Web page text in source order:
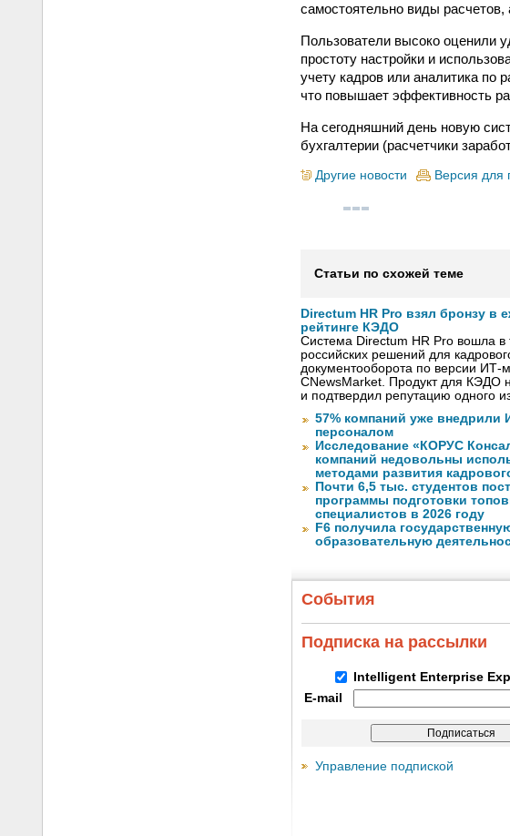
самостоятельно виды
Пользователи высоко оценили
простоту настройки и
учету кадров или аналитика по
что повышает эффективность
На сегодняшний день новую
бухгалтерии (расчетчики
Другие новости Версия для
Статьи по схожей теме
Directum HR Pro взял бронзу в
рейтинге КЭДО
Система Directum HR Pro вошла в
российских решений для
документооборота по версии ИТ-
CNewsMarket. Продукт для КЭДО
и подтвердил репутацию одного
57% компаний уже внедрили
персоналом
Исследование «КОРУС
компаний недовольны
методами развития
Почти 6,5 тыс. студентов
программы подготовки
специалистов в 2026 году
F6 получила
образовательную
События
Подписка на рассылки
Intelligent Enterprise
E-mail
Управление подпиской